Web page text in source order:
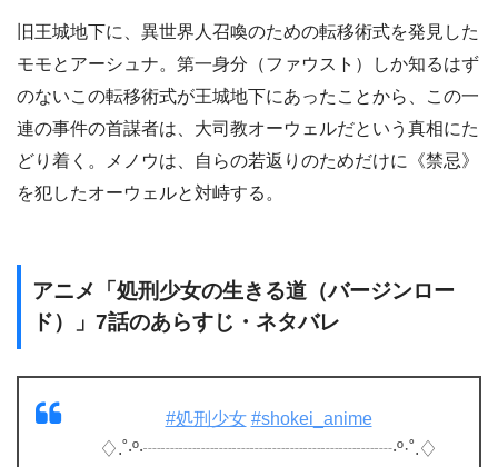
旧王城地下に、異世界人召喚のための転移術式を発見した
モモとアーシュナ。第一身分（ファウスト）しか知るはず
のないこの転移術式が王城地下にあったことから、この一
連の事件の首謀者は、大司教オーウェルだという真相にた
どり着く。メノウは、自らの若返りのためだけに《禁忌》
を犯したオーウェルと対峙する。
アニメ「処刑少女の生きる道（バージンロー
ド）」7話のあらすじ・ネタバレ
#処刑少女 #shokei_anime
♢.˚‧º‧┈┈┈┈┈┈┈┈┈┈┈┈┈┈‧º·˚.♢